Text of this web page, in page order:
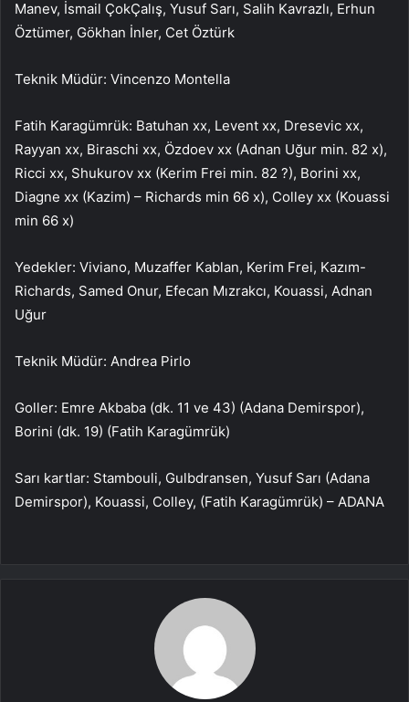
Manev, İsmail ÇokÇalış, Yusuf Sarı, Salih Kavrazlı, Erhun
Öztümer, Gökhan İnler, Cet Öztürk
Teknik Müdür: Vincenzo Montella
Fatih Karagümrük: Batuhan xx, Levent xx, Dresevic xx,
Rayyan xx, Biraschi xx, Özdoev xx (Adnan Uğur min. 82 x),
Ricci xx, Shukurov xx (Kerim Frei min. 82 ?), Borini xx,
Diagne xx (Kazim) – Richards min 66 x), Colley xx (Kouassi
min 66 x)
Yedekler: Viviano, Muzaffer Kablan, Kerim Frei, Kazım-
Richards, Samed Onur, Efecan Mızrakcı, Kouassi, Adnan
Uğur
Teknik Müdür: Andrea Pirlo
Goller: Emre Akbaba (dk. 11 ve 43) (Adana Demirspor),
Borini (dk. 19) (Fatih Karagümrük)
Sarı kartlar: Stambouli, Gulbdransen, Yusuf Sarı (Adana
Demirspor), Kouassi, Colley, (Fatih Karagümrük) – ADANA